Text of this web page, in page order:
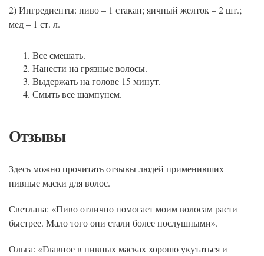
2) Ингредиенты: пиво – 1 стакан; яичный желток – 2 шт.;
мед – 1 ст. л.
Все смешать.
Нанести на грязные волосы.
Выдержать на голове 15 минут.
Смыть все шампунем.
Отзывы
Здесь можно прочитать отзывы людей применивших
пивные маски для волос.
Светлана: «Пиво отлично помогает моим волосам расти
быстрее. Мало того они стали более послушными».
Ольга: «Главное в пивных масках хорошо укутаться и